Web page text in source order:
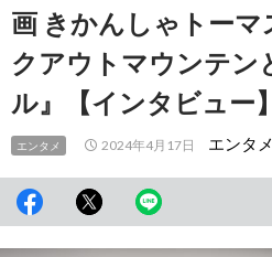
画 きかんしゃトーマ
クアウトマウンテン
ル』【インタビュー】
エンタメ 2024年4月17日 エンタ